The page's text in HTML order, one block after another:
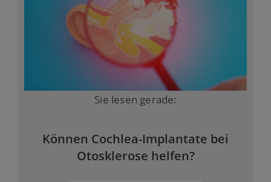
Sie lesen gerade:
Können Cochlea-Implantate bei
Otosklerose helfen?